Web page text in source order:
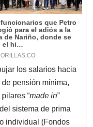
los salarios hacia
pensión mínima,
“made in”
sistema de prima
individual (Fondos